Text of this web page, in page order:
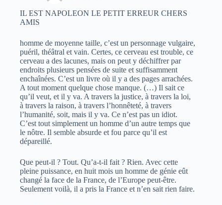
IL EST NAPOLEON LE PETIT ERREUR CHERS
AMIS
homme de moyenne taille, c’est un personnage vulgaire,
puéril, théâtral et vain. Certes, ce cerveau est trouble, ce
cerveau a des lacunes, mais on peut y déchiffrer par
endroits plusieurs pensées de suite et suffisamment
enchaînées. C’est un livre où il y a des pages arrachées.
A tout moment quelque chose manque. (…) Il sait ce
qu’il veut, et il y va. A travers la justice, à travers la loi,
à travers la raison, à travers l’honnêteté, à travers
l’humanité, soit, mais il y va. Ce n’est pas un idiot.
C’est tout simplement un homme d’un autre temps que
le nôtre. Il semble absurde et fou parce qu’il est
dépareillé.
Que peut-il ? Tout. Qu’a-t-il fait ? Rien. Avec cette
pleine puissance, en huit mois un homme de génie eût
changé la face de la France, de l’Europe peut-être.
Seulement voilà, il a pris la France et n’en sait rien faire.